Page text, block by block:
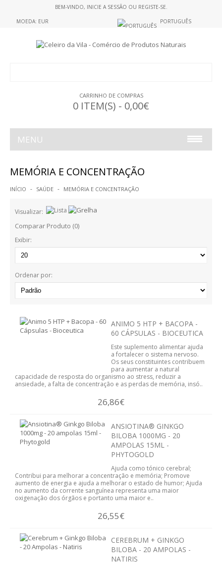
BEM-VINDO, INICIE A SESSÃO OU REGISTE-SE.
MOEDA: EUR PORTUGUÊS
CARRINHO DE COMPRAS
0 ITEM(S) - 0,00€
MENU
ALIMENTOS S/GLUTEN
GELATINAS
BARRAS
BOLACHAS E BISCOITOS
MASSAS
SNACKS
TOSTAS
CHOCOLATES
AROMOTERAPIA
ÓLEOS
SAÚDE
PROBIOTICOS
MEMÓRIA E CONCENTRAÇÃO
INÍCIO SAÚDE MEMÓRIA E CONCENTRAÇÃO
Visualizar:
Comparar Produto (0)
Exibir:
Ordenar por:
ANIMO 5 HTP + BACOPA -
60 CÁPSULAS - BIOCEUTICA
Este suplemento alimentar ajuda
a fortalecer o sistema nervoso.
Os seus constituintes contribuem
para aumentar a natural
capacidade de resposta do organismo ao stress, reduzir a
ansiedade, a falta de concentração e as perdas de memória, insó..
26,86€
ANSIOTINA® GINKGO
BILOBA 1000MG - 20
AMPOLAS 15ML -
PHYTOGOLD
Ajuda como tónico cerebral;
Contribui para melhorar a concentração e memória; Promove
aumento de energia e ajuda a melhorar o estado de humor; Ajuda
no aumento da corrente sanguínea representa uma maior
oxigenação dos órgãos e portanto uma maior e..
26,55€
CEREBRUM + GINKGO
BILOBA - 20 AMPOLAS -
NATIRIS